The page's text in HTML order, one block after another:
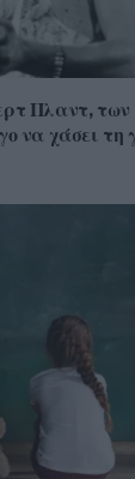
Πλαντ,
να χάσει τη